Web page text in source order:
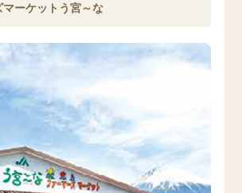
マーケットう宮～な